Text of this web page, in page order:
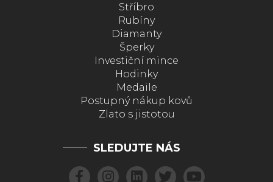
Stříbro
Rubíny
Diamanty
Šperky
Investiční mince
Hodinky
Medaile
Postupný nákup kovů
Zlato s jistotou
SLEDUJTE NÁS